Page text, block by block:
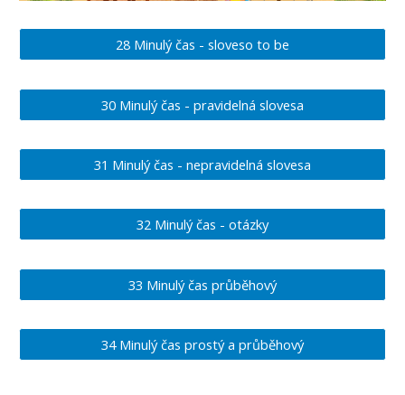
28 Minulý čas - sloveso to be
30 Minulý čas - pravidelná slovesa
31 Minulý čas - nepravidelná slovesa
32 Minulý čas - otázky
33 Minulý čas průběhový
34 Minulý čas prostý a průběhový